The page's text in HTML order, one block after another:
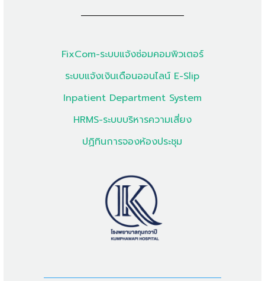
FixCom-ระบบแจ้งซ่อมคอมพิวเตอร์
ระบบแจ้งเงินเดือนออนไลน์ E-Slip
Inpatient Department System
HRMS-ระบบบริหารความเสี่ยง
ปฏิทินการจองห้องประชุม